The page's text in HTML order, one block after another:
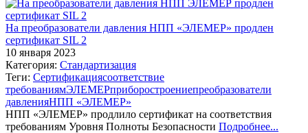
На преобразователи давления НПП «ЭЛЕМЕР» продлен
сертификат SIL 2
10 января 2023
Категория: Стандартизация
Теги: Сертификациясоответствие
требованиямЭЛЕМЕРприборостроениепреобразователи
давленияНПП «ЭЛЕМЕР»
НПП «ЭЛЕМЕР» продлило сертификат на соответствия
требованиям Уровня Полноты Безопасности Подробнее...